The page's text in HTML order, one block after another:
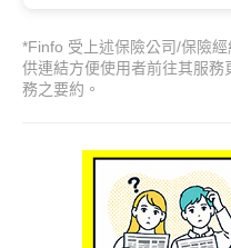
*Finfo 受上述保險公司/保險
供連結方便使用者前往其服
務之要約。